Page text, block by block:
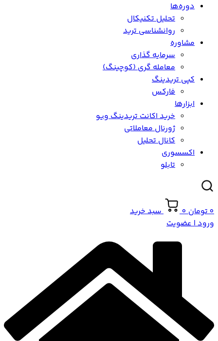
دوره‌ها
تحلیل تکنیکال
روانشناسی ترید
مشاوره
سرمایه گذاری
معامله گری (کوچینگ)
کپی تریدینگ
فارکس
ابزارها
خرید اکانت تریدینگ ویو
ژورنال معاملاتی
کانال تحلیل
اکسسوری
تابلو
0تومان 0
سبد خرید
ورود | عضویت